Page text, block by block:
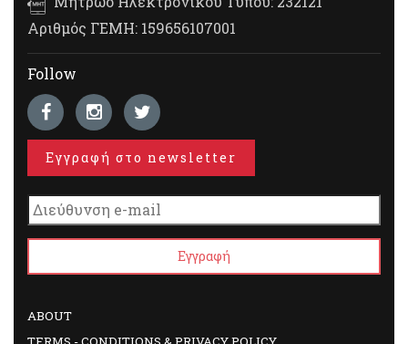
Αριθμός ΓΕΜΗ: 159656107001
Follow
Εγγραφή στο newsletter
ABOUT